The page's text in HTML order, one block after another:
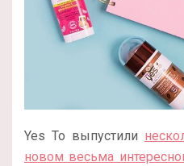
Yes To выпустили
новом весьма